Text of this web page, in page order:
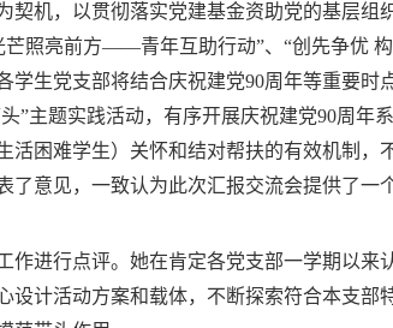
契机，以贯彻落实党建基金资助党的基层
芒照亮前方——青年互助行动”、“创先争优
学生党支部将结合庆祝建党90周年等重要时
”主题实践活动，有序开展庆祝建党90周年
活困难学生）关怀和结对帮扶的有效机制
了意见，一致认为此次汇报交流会提供了
作进行点评。她在肯定各党支部一学期以
设计活动方案和载体，不断探索符合本支